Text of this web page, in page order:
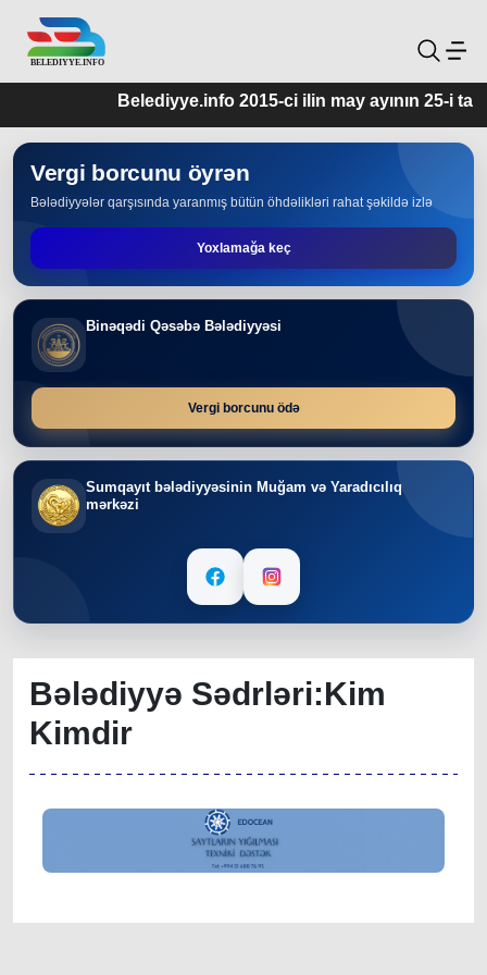
Belediyye.info 2015-ci ilin may ayının 25-i
Vergi borcunu öyrən
Bələdiyyələr qarşısında yaranmış bütün öhdəlikləri rahat şəkildə izlə
Yoxlamağa keç
Binəqədi Qəsəbə Bələdiyyəsi
Vergi borcunu ödə
Sumqayıt bələdiyyəsinin Muğam və Yaradıcılıq
mərkəzi
Bələdiyyə Sədrləri:Kim
Kimdir